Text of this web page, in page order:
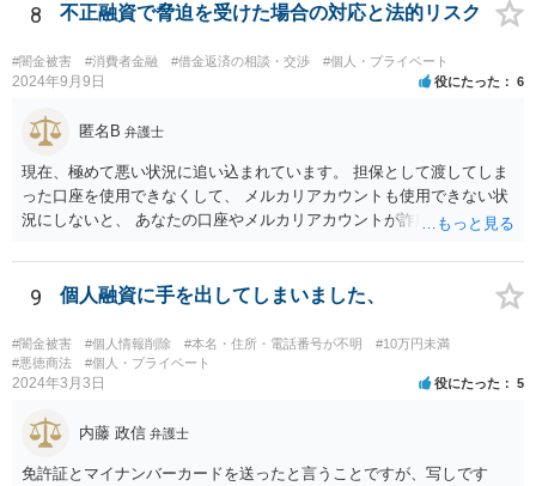
8 不正融資で脅迫を受けた場合の対応と法的リスク
#闇金被害 #消費者金融 #借金返済の相談・交渉 #個人・プライベート
2024年9月9日 役にたった 6
匿名B 弁護士
現在、極めて悪い状況に追い込まれています。 担保として渡してしま
った口座を使用できなくして、 メルカリアカウントも使用できない状
況にしないと、 あなたの口座やメルカリアカウントが詐欺や闇金の取
容疑で警察の調べを受けたり、第三者から損害賠償請求をされるなど
の過酷な状況へと追い込まれていきます。 警察や、金融機関、メルカ
9 個人融資に手を出してしまいました、
#闇金被害 #個人情報削除 #本名・住所・電話番号が不明
#10万円未満
#悪徳商法
#個人・プライベート
2024年3月3日 役にたった 5
内藤 政信 弁護士
免許証とマイナンバーカードを送ったと言うことですが、写しです